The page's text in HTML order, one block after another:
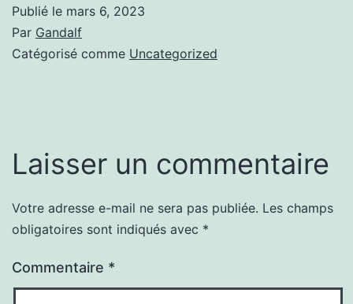
Publié le mars 6, 2023
Par Gandalf
Catégorisé comme Uncategorized
Laisser un commentaire
Votre adresse e-mail ne sera pas publiée. Les champs
obligatoires sont indiqués avec *
Commentaire *